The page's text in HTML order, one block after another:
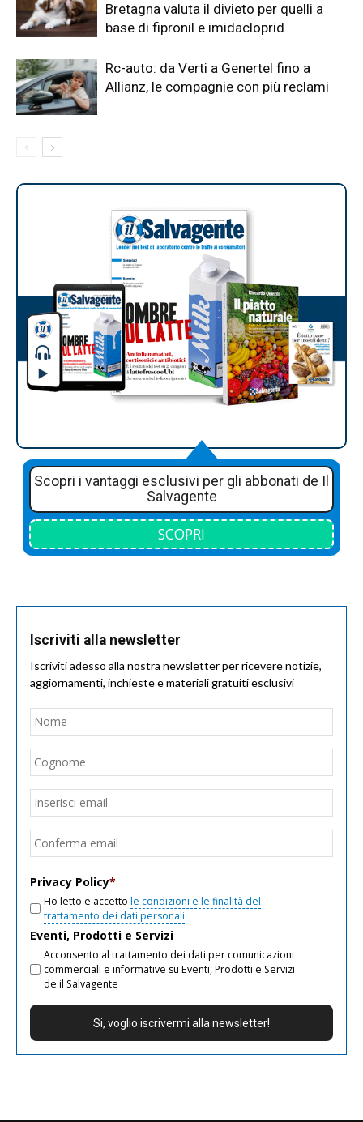
Bretagna valuta il divieto per quelli a
base di fipronil e imidacloprid
Rc-auto: da Verti a Genertel fino a
Allianz, le compagnie con più reclami
Scopri i vantaggi esclusivi per gli abbonati de Il
Salvagente
SCOPRI
Iscriviti alla newsletter
Iscriviti adesso alla nostra newsletter per ricevere notizie,
aggiornamenti, inchieste e materiali gratuiti esclusivi
Nome
Email
Privacy Policy*
Ho letto e accetto le condizioni e le finalità del
trattamento dei dati personali
Eventi, Prodotti e Servizi
Acconsento al trattamento dei dati per comunicazioni
commerciali e informative su Eventi, Prodotti e Servizi
de il Salvagente